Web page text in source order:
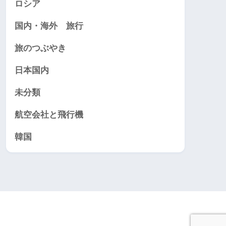
ロシア
国内・海外 旅行
旅のつぶやき
日本国内
未分類
航空会社と飛行機
韓国